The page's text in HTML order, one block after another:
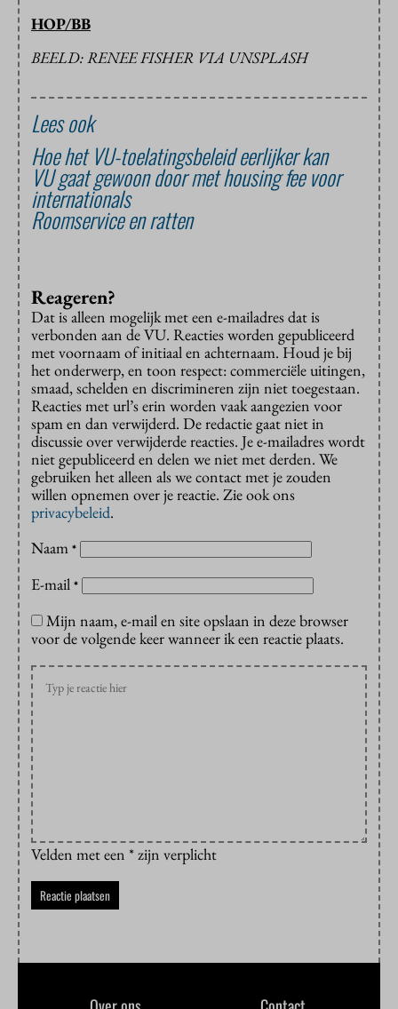
HOP/BB
BEELD: RENEE FISHER VIA UNSPLASH
Lees ook
Hoe het VU-toelatingsbeleid eerlijker kan
VU gaat gewoon door met housing fee voor
internationals
Roomservice en ratten
Reageren?
Dat is alleen mogelijk met een e-mailadres dat is
verbonden aan de VU. Reacties worden gepubliceerd
met voornaam of initiaal en achternaam. Houd je bij
het onderwerp, en toon respect: commerciële uitingen,
smaad, schelden en discrimineren zijn niet toegestaan.
Reacties met url’s erin worden vaak aangezien voor
spam en dan verwijderd. De redactie gaat niet in
discussie over verwijderde reacties. Je e-mailadres wordt
niet gepubliceerd en delen we niet met derden. We
gebruiken het alleen als we contact met je zouden
willen opnemen over je reactie. Zie ook ons
privacybeleid.
Naam *
E-mail *
Mijn naam, e-mail en site opslaan in deze browser
voor de volgende keer wanneer ik een reactie plaats.
Velden met een * zijn verplicht